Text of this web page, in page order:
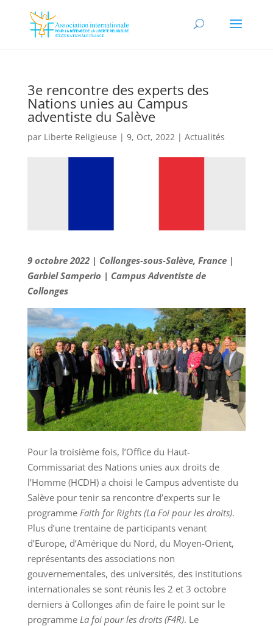
3e rencontre des experts des
Nations unies au Campus
adventiste du Salève
par Liberte Religieuse | 9, Oct, 2022| Actualités
9 octobre 2022 | Collonges-sous-Salève, France |
Garbiel Samperio | Campus Adventiste de
Collonges
Pour la troisième fois, l’Office du Haut-
Commissariat des Nations unies aux droits de
l’Homme (HCDH) a choisi le Campus adventiste du
Salève pour tenir sa rencontre d’experts sur le
programme Faith for Rights (La Foi pour les droits).
Plus d’une trentaine de participants venant
d’Europe, d’Amérique du Nord, du Moyen-Orient,
représentants des associations non
gouvernementales, des universités, des institutions
internationales se sont réunis les 2 et 3 octobre
derniers à Collonges afin de faire le point sur le
programme La foi pour les droits (F4R). Le